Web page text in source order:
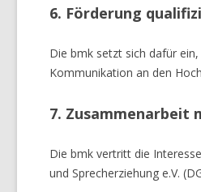
6. Förderung
Die bmk setzt sich dafür
Kommunikation an den
7. Zusammenarbeit
Die bmk vertritt die
und Sprecherziehung e.V.